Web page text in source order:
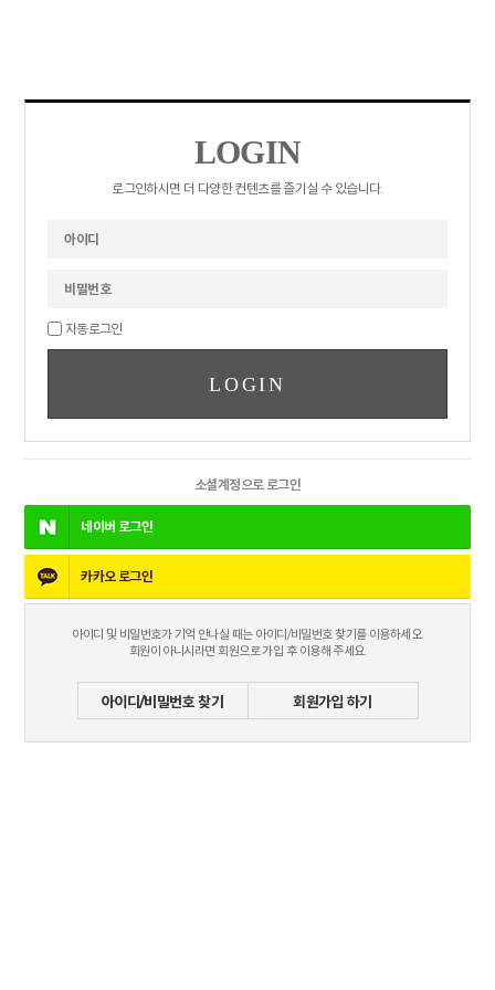
LOGIN
로그인하시면 더 다양한 컨텐츠를 즐기실 수 있습니다.
자동로그인
소셜계정으로 로그인
네이버 로그인
카카오로그인
아이디 및 비밀번호가 기억 안나실 때는 아이디/비밀번호 찾기를 이용하세오.
회원이 아니시라면 회원으로 가입 후 이용해 주세요.
아이디/비밀번호 찾기 회원가입 하기